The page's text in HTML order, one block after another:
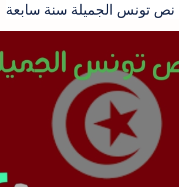
تونس الجميلة سنة سابعة